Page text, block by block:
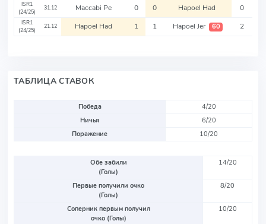
ISR1
(24/25)
31.12 Maccabi Pe 0 0 Hapoel Had 0
ISR1
(24/25)
21.12 Hapoel Had 1 1 Hapoel Jer 60 2
ТАБЛИЦА СТАВОК
Победа
4/20
Ничья
6/20
Поражение
10/20
Обе забили
(Голы)
14/20
Первые получили очко
(Голы)
8/20
Соперник первым получил
очко (Голы)
10/20